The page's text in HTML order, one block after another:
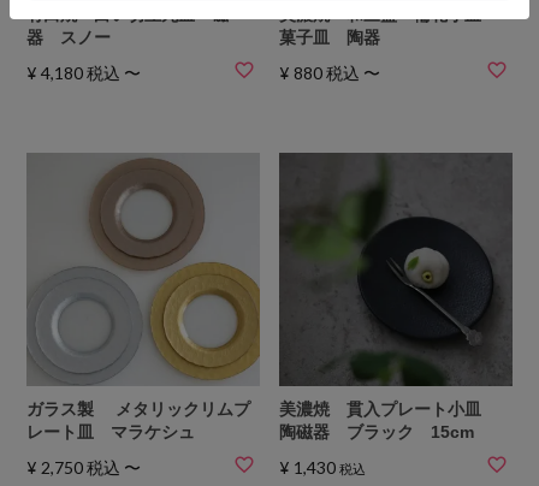
有田焼 白い切立丸皿 磁
器 スノー
¥ 4,180 税込 〜
美濃焼 和三盆 輪花小皿・
菓子皿 陶器
¥ 880税込 〜
ガラス製 メタリックリムプ
レート皿 マラケシュ
¥ 2,750 税込 〜
美濃焼 貫入プレート小皿
陶磁器 ブラック 15cm
¥ 1,430 税込